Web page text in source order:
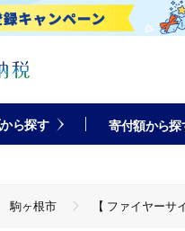
から探す 寄付額から探
駒ヶ根市 【 ファイヤー